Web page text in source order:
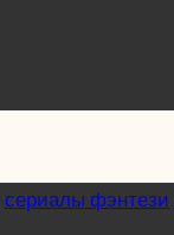
сериалы фэнтези